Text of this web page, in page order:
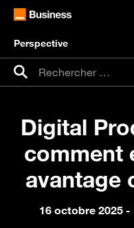
Perspective
Recherche pour :
Rechercher
Digital
comment
avantage
16 octobre 2025 -